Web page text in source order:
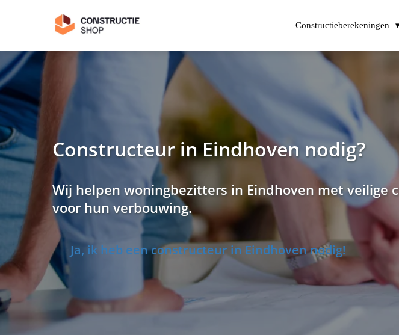
Constructieberekeningen
Constructeur in Eindhoven nodig?
Wij helpen woningbezitters in Eindhoven met
voor hun verbouwing.
Ja, ik heb een constructeur in Eindhoven nodig!